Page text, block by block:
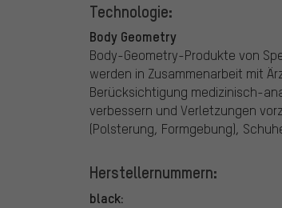
Technologie:
Body Geometry
Body-Geometry-Produkte von
werden in Zusammenarbeit mit
Berücksichtigung medizinisch-
verbessern und Verletzungen
(Polsterung, Formgebung),
Herstellernummern:
black: